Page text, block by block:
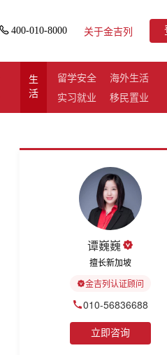
400-010-8000 关于金吉列
生
活
留学安全
海外生活
实习就业
移民置业
谭巍巍
擅长新加坡
金吉列认证顾问
010-56836688
立即咨询